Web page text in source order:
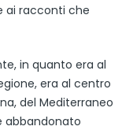
ai racconti che
in quanto era al
era al centro
del Mediterraneo
abbandonato